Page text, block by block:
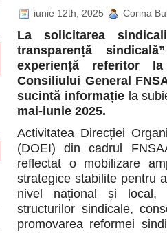
iunie 12th, 2025 Corina
La solicitarea
transparență
experiență referitor
Consiliului General
sucintă informațiela
mai-iunie 2025.
Activitatea Direcției
(DOEI) din cadrul
reflectat o mobilizare
strategice stabilite pentru
nivel național și local,
structurilor sindicale,
promovarea reformei